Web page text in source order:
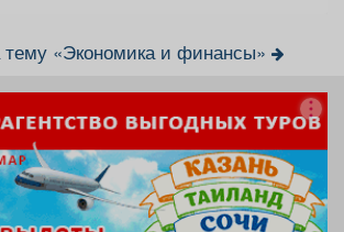
тему «Экономика и финансы»